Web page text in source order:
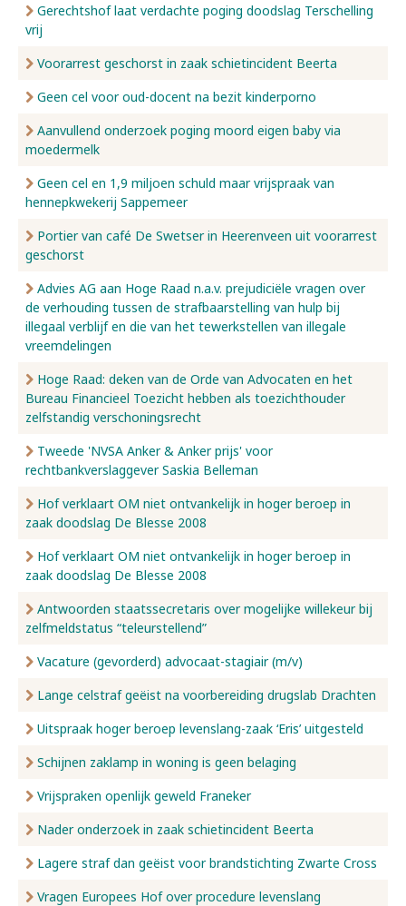
Gerechtshof laat verdachte poging doodslag Terschelling
vrij
Voorarrest geschorst in zaak schietincident Beerta
Geen cel voor oud-docent na bezit kinderporno
Aanvullend onderzoek poging moord eigen baby via
moedermelk
Geen cel en 1,9 miljoen schuld maar vrijspraak van
hennepkwekerij Sappemeer
Portier van café De Swetser in Heerenveen uit voorarrest
geschorst
Advies AG aan Hoge Raad n.a.v. prejudiciële vragen over
de verhouding tussen de strafbaarstelling van hulp bij
illegaal verblijf en die van het tewerkstellen van illegale
vreemdelingen
Hoge Raad: deken van de Orde van Advocaten en het
Bureau Financieel Toezicht hebben als toezichthouder
zelfstandig verschoningsrecht
Tweede 'NVSA Anker & Anker prijs' voor
rechtbankverslaggever Saskia Belleman
Hof verklaart OM niet ontvankelijk in hoger beroep in
zaak doodslag De Blesse 2008
Hof verklaart OM niet ontvankelijk in hoger beroep in
zaak doodslag De Blesse 2008
Antwoorden staatssecretaris over mogelijke willekeur bij
zelfmeldstatus “teleurstellend”
Vacature (gevorderd) advocaat-stagiair (m/v)
Lange celstraf geëist na voorbereiding drugslab Drachten
Uitspraak hoger beroep levenslang-zaak ‘Eris’ uitgesteld
Schijnen zaklamp in woning is geen belaging
Vrijspraken openlijk geweld Franeker
Nader onderzoek in zaak schietincident Beerta
Lagere straf dan geëist voor brandstichting Zwarte Cross
Vragen Europees Hof over procedure levenslang